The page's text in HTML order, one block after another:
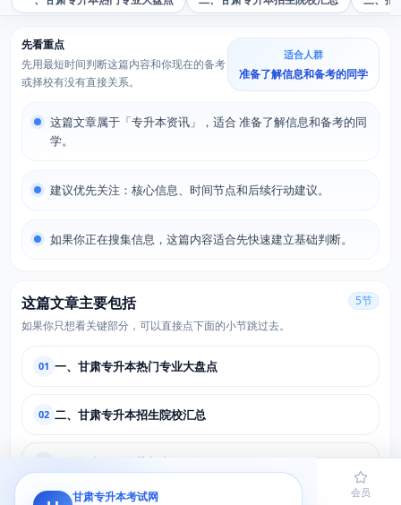
先看重点
先用最短时间判断这篇内容和你现在的备考
或择校有没有直接关系。
适合人群
准备了解信息和备考的同学
这篇文章属于「专升本资讯」，适合 准备了解信息和备考的同
学。
建议优先关注：核心信息、时间节点和后续行动建议。
如果你正在搜集信息，这篇内容适合先快速建立基础判断。
这篇文章主要包括
如果你只想看关键部分，可以直接点下面的小节跳过去。
5节
01 一、甘肃专升本热门专业大盘点
02 二、甘肃专升本招生院校汇总
三、报考人数趋势与竞争分析
甘肃专升本考试网
首页 题库 会员